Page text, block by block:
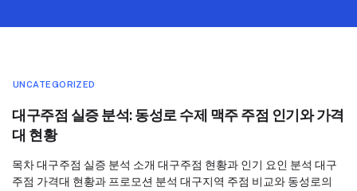
UNCATEGORIZED
대구주점 실증 분석: 동성로 수제 맥주 주점 인기와 가격
대 현황
목차 대구주점 실증 분석 소개 대구주점 현황과 인기 요인 분석 대구
주점 가격대 현황과 프로모션 분석 대구지역 주점 비교와 동성로의